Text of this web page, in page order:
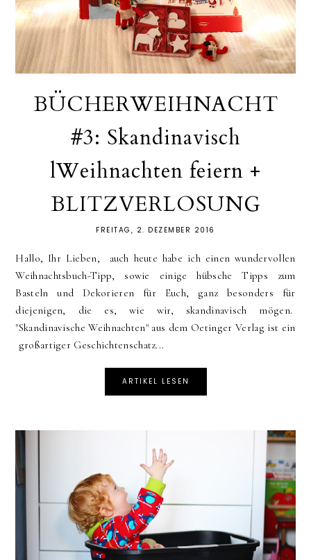
BÜCHERWEIHNACHT
#3: Skandinavisch
lWeihnachten feiern +
BLITZVERLOSUNG
FREITAG, 2. DEZEMBER 2016
Hallo, Ihr Lieben, auch heute habe ich einen wundervollen
Weihnachtsbuch-Tipp, sowie einige hübsche Tipps zum
Basteln und Dekorieren für Euch, ganz besonders für
diejenigen, die es, wie wir, skandinavisch mögen.
"Skandinavische Weihnachten" aus dem Oetinger Verlag ist ein
großartiger Geschichtenschatz...
ARTIKEL LESEN